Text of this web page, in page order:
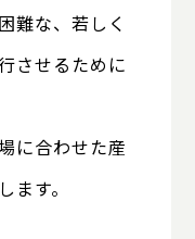
難な、若しく
させるために
に合わせた産
ます。